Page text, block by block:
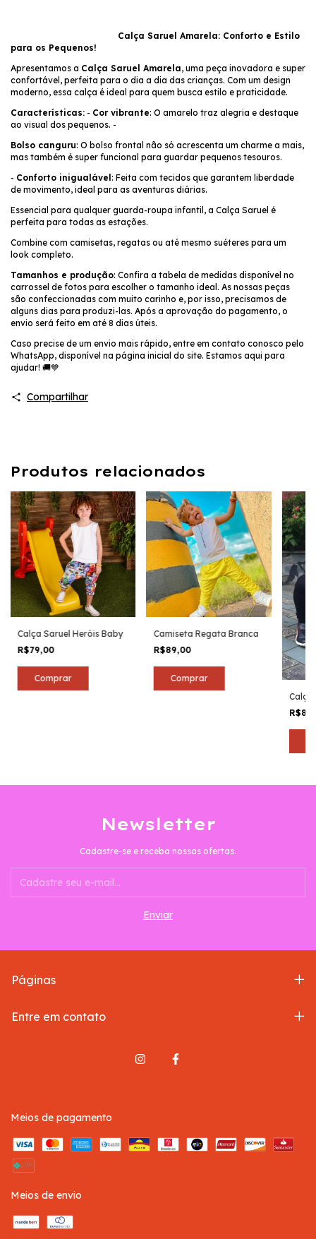
Calça Saruel Amarela: Conforto e Estilo
para os Pequenos!
Apresentamos a Calça Saruel Amarela, uma peça inovadora e super
confortável, perfeita para o dia a dia das crianças. Com um design
moderno, essa calça é ideal para quem busca estilo e praticidade.
Características: - Cor vibrante: O amarelo traz alegria e destaque
ao visual dos pequenos. -
Bolso canguru: O bolso frontal não só acrescenta um charme a mais,
mas também é super funcional para guardar pequenos tesouros.
- Conforto inigualável : Feita com tecidos que garantem liberdade
de movimento, ideal para as aventuras diárias.
Essencial para qualquer guarda-roupa infantil, a Calça Saruel é
perfeita para todas as estações.
Combine com camisetas, regatas ou até mesmo suéteres para um
look completo.
Tamanhos e produção: Confira a tabela de medidas disponível no
carrossel de fotos para escolher o tamanho ideal. As nossas peças
são confeccionadas com muito carinho e, por isso, precisamos de
alguns dias para produzi-las. Após a aprovação do pagamento, o
envio será feito em até 8 dias úteis.
Caso precise de um envio mais rápido, entre em contato conosco pelo
WhatsApp, disponível na página inicial do site. Estamos aqui para
ajudar! 🚚💙
Compartilhar
Produtos relacionados
Calça Saruel Heróis Baby
R$79,00
Comprar
Camiseta Regata Branca
R$89,00
Comprar
Calça
Newsletter
Cadastre-se e receba nossas ofertas.
Páginas
Entre em contato
Meios de pagamento
Meios de envio